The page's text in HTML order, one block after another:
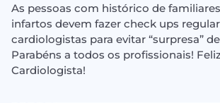
As pessoas com histórico de
infartos devem fazer check ups
cardiologistas para evitar “surpresa”
Parabéns a todos os profissionais!
Cardiologista!⠀